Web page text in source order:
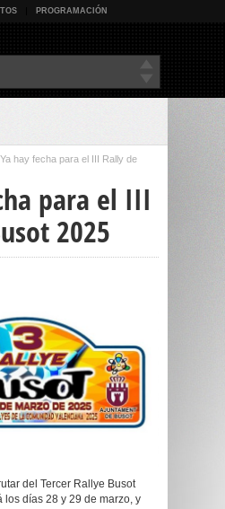
PROGRAMACIÓN
Ya hay fecha para el III Rally de
para el III
2025
del Tercer Rallye Busot
los días 28 y 29 de marzo, y